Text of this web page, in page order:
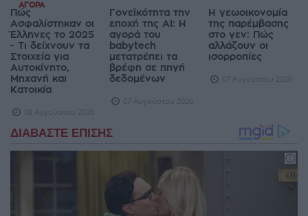
ΑΓΟΡΆ
Πώς
Ασφαλίστηκαν οι
Έλληνες το 2025
- Τι δείχνουν τα
Στοιχεία για
Αυτοκίνητο,
Μηχανή και
Κατοικία
08 Αυγούστου 2026
Γονεϊκότητα την
εποχή της AI: Η
αγορά του
babytech
μετατρέπει τα
βρέφη σε πηγή
δεδομένων
07 Αυγούστου 2026
Η γεωοικονομία
της παρέμβασης
στο γεν: Πώς
αλλάζουν οι
ισορροπίες
07 Αυγούστου 2026